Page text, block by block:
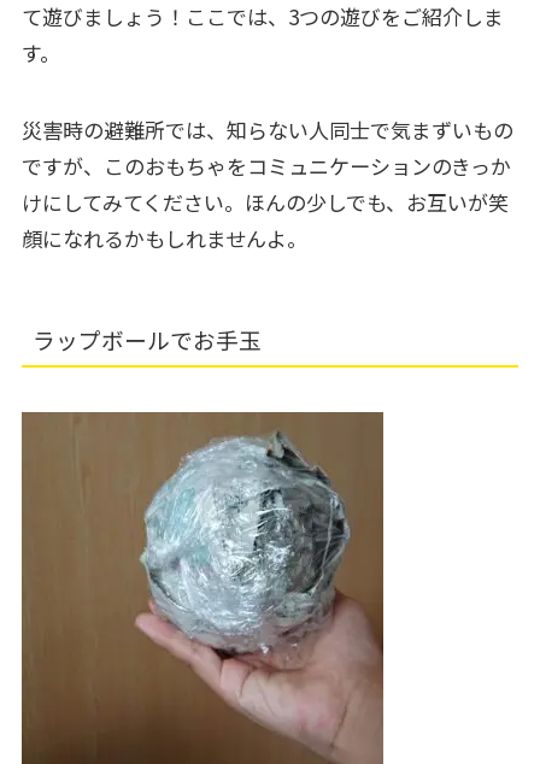
て遊びましょう！ここでは、3つの遊びをご紹介しま
す。
災害時の避難所では、知らない人同士で気まずいもの
ですが、このおもちゃをコミュニケーションのきっか
けにしてみてください。ほんの少しでも、お互いが笑
顔になれるかもしれませんよ。
ラップボールでお手玉